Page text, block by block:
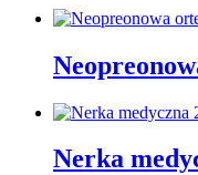
Nerka